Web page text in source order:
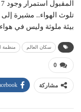
تلوث الهواء.. مشيرة إلى
بيئة ملوثة وليس في
سكان العالم منظمة
0
مشاركة